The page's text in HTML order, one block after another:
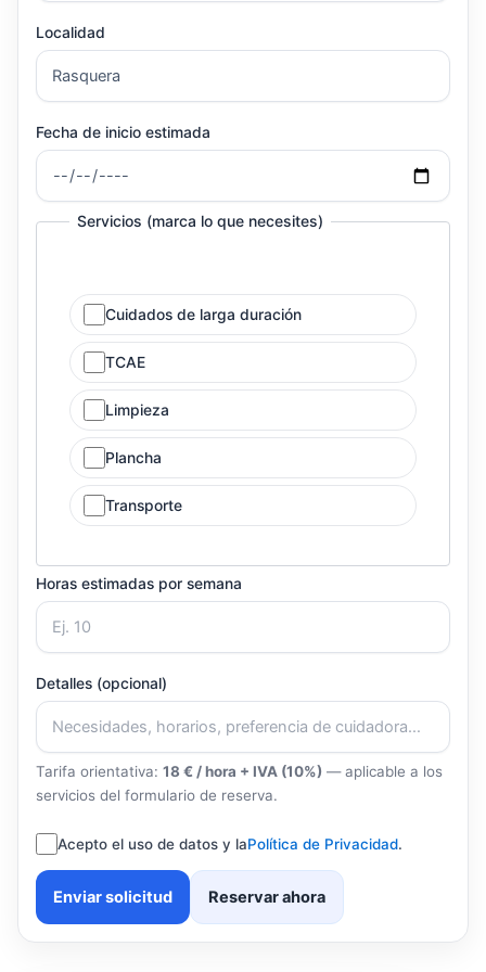
Localidad
Fecha de inicio estimada
Servicios (marca lo que necesites)
Cuidados de larga duración
TCAE
Limpieza
Plancha
Transporte
Horas estimadas por semana
Detalles (opcional)
Tarifa orientativa: 18 € / hora + IVA (10%) — aplicable a los
servicios del formulario de reserva.
Acepto el uso de datos y laPolítica de Privacidad.
Enviar solicitud Reservar ahora